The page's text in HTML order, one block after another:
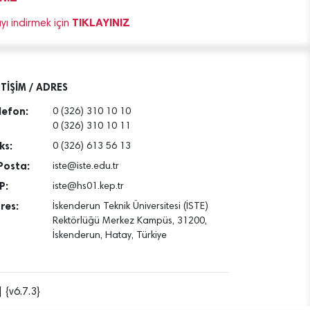
indirmek için TIKLAYINIZ
/ ADRES
0 (326) 310 10 10
0 (326) 310 10 11
0 (326) 613 56 13
iste@iste.edu.tr
iste@hs01.kep.tr
İskenderun Teknik Üniversitesi (İSTE)
Rektörlüğü Merkez Kampüs, 31200,
İskenderun, Hatay, Türkiye
{v6.7.3}